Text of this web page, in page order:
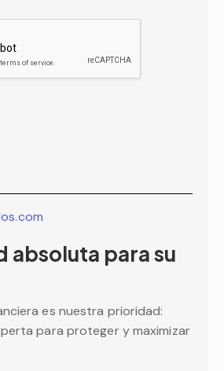
absoluta para su
es nuestra prioridad:
para proteger y maximizar